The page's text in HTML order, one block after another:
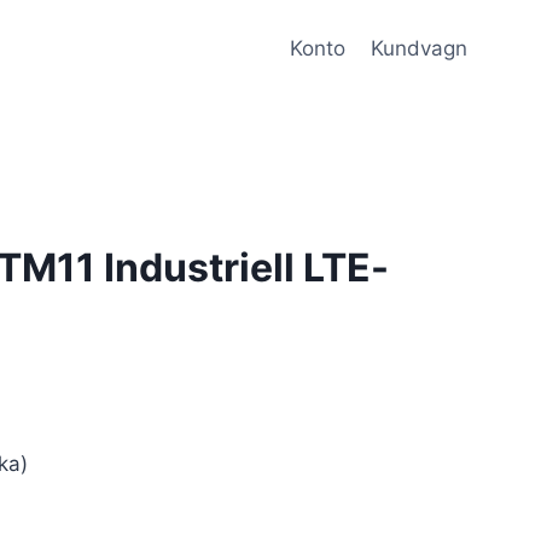
Konto Kundvagn
Industriell LTE-